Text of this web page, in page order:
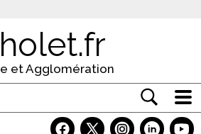
et Agglomération